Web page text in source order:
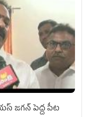
జ‌గ‌న్ పెద్ద పీట